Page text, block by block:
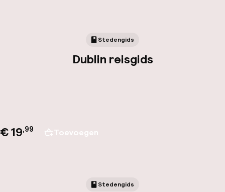
Stedengids
Dublin reisgids
€ 19,99 Toevoegen
Stedengids